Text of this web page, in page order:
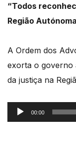
“Todos
Região
A Ordem dos
exorta o governo
da justiça na
Reprodutor
de
00:00